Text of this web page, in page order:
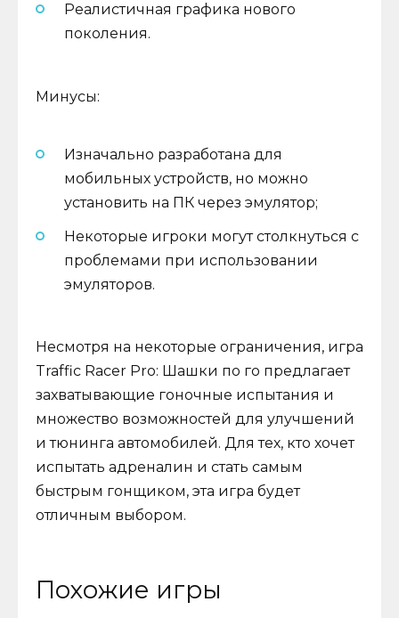
Реалистичная графика нового
поколения.
Минусы:
Изначально разработана для
мобильных устройств, но можно
установить на ПК через эмулятор;
Некоторые игроки могут столкнуться с
проблемами при использовании
эмуляторов.
Несмотря на некоторые ограничения, игра
Traffic Racer Pro: Шашки по го предлагает
захватывающие гоночные испытания и
множество возможностей для улучшений
и тюнинга автомобилей. Для тех, кто хочет
испытать адреналин и стать самым
быстрым гонщиком, эта игра будет
отличным выбором.
Похожие игры